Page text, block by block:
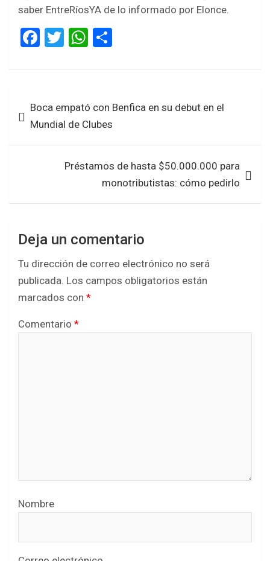
saber EntreRíosYA de lo informado por Elonce.
F
ce
o
o
k
T
tt
W
at
A
p
p
ar
de Boca empató con Benfica en su debut en el
Mundial de Clubes
Préstamos de hasta $50.000.000 para
monotributistas: cómo pedirlo
Deja un comentario
Tu dirección de correo electrónico no será
publicada. Los campos obligatorios están
marcados con *
Comentario *
Nombre